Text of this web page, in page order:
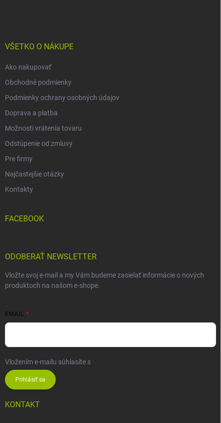
VŠETKO O NÁKUPE
Ako nakupovať
Obchodné podmienky
Podmienky ochrany osobných údajov
Doprava a platba
Možnosti vrátenia tovaru
Odstúpenie od zmluvy
Pre firmy
Najčastejšie otázky
Kontakty
FACEBOOK
ODOBERAŤ NEWSLETTER
Vložte svoj e-mail a my Vám budeme zasielať informácie o nových
produktoch na našom e-shope.
EMAIL
Vložením e-mailu súhlasíte s
Prihlásiť sa
KONTAKT